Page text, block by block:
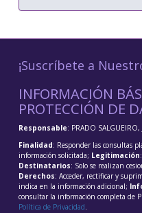
¡Suscríbete a
INFORMACIÓN
PROTECCIÓN DE
Responsable: PRADO SALGUEIRO,
Finalidad: Responder las consultas
información solicitada; Legitimación
Destinatarios: Solo se realizan
Derechos: Acceder, rectificar y
indica en la información adicional;
consultar la información completa de
Política de Privacidad.